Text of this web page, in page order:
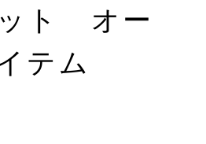
ト オー
テム